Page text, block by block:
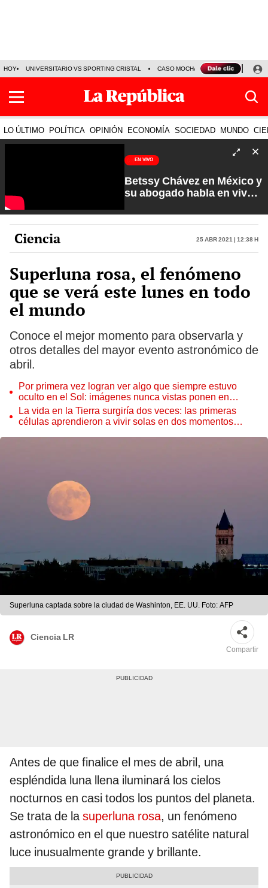
HOY UNIVERSITARIO VS SPORTING CRISTAL CASO MOCHASUELDOS
LO ÚLTIMO POLÍTICA OPINIÓN ECONOMÍA SOCIEDAD MUNDO
EN VIVO
Betssy Chávez en México y
su abogado habla en vivo |
Carlos Cornejo
Ciencia 25 Abr 2021 | 12:38 h
Superluna rosa, el fenómeno
que se verá este lunes en todo
el mundo
Conoce el mejor momento para observarla y
otros detalles del mayor evento astronómico de
abril.
Por primera vez logran ver algo que siempre estuvo
oculto en el Sol: imágenes nunca vistas ponen en
aprietos a científicos
La vida en la Tierra surgiría dos veces: las primeras
células aprendieron a vivir solas en dos momentos
Superluna captada sobre la ciudad de Washinton, EE. UU. Foto: AFP
Ciencia LR
Compartir
Antes de que finalice el mes de abril, una
espléndida luna llena iluminará los cielos
nocturnos en casi todos los puntos del planeta.
Se trata de lasuperluna rosa, un fenómeno
astronómico en el que nuestro satélite natural
luce inusualmente grande y brillante.